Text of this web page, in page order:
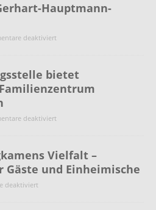
Hauptmann-
deaktiviert
bietet
deaktiviert
Vielfalt –
Gäste und Einheimische
deaktiviert